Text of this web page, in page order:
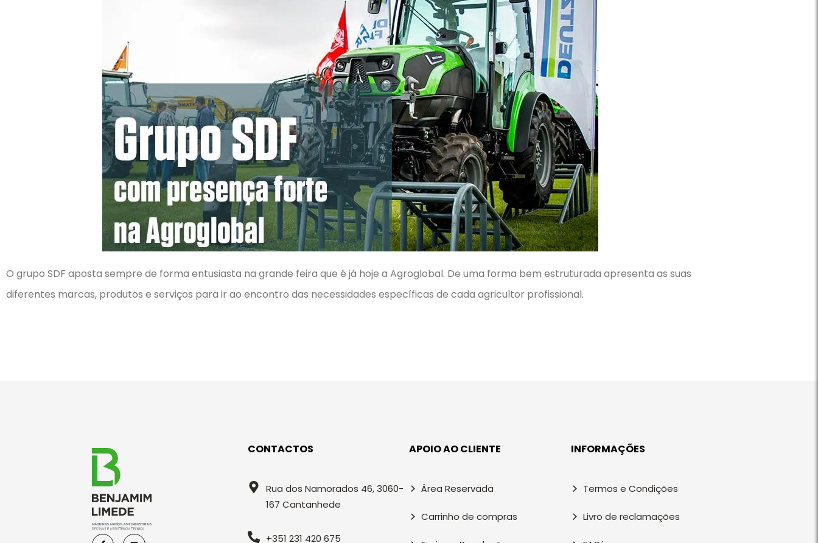
O grupo SDF aposta sempre de forma entusiasta na grande feira que é já hoje a Agroglobal. De uma forma bem estruturada apresenta as suas
diferentes marcas, produtos e serviços para ir ao encontro das necessidades específicas de cada agricultor profissional.
CONTACTOS
Rua dos Namorados 46, 3060-
167 Cantanhede
+351 231 420 675
APOIO AO CLIENTE
Área Reservada
Carrinho de compras
INFORMAÇÕES
Termos e Condições
Livro de reclamações